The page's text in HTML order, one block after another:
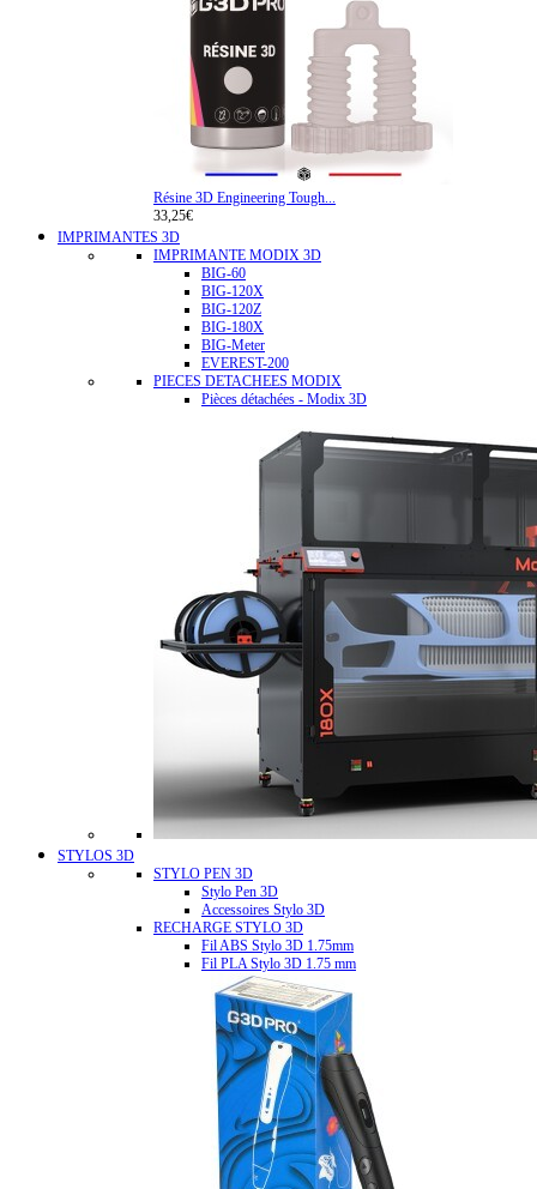
Résine 3D Engineering Tough...
33,25€
IMPRIMANTES 3D
IMPRIMANTE MODIX 3D
BIG-60
BIG-120X
BIG-120Z
BIG-180X
BIG-Meter
EVEREST-200
PIECES DETACHEES MODIX
Pièces détachées - Modix 3D
STYLOS 3D
STYLO PEN 3D
Stylo Pen 3D
Accessoires Stylo 3D
RECHARGE STYLO 3D
Fil ABS Stylo 3D 1.75mm
Fil PLA Stylo 3D 1.75 mm